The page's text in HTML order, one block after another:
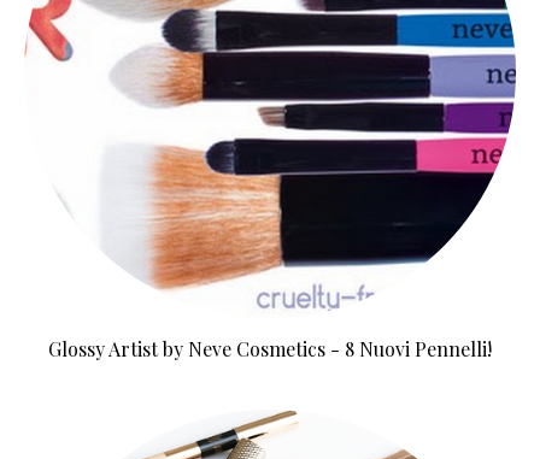
Glossy Artist by Neve Cosmetics - 8 Nuovi Pennelli!